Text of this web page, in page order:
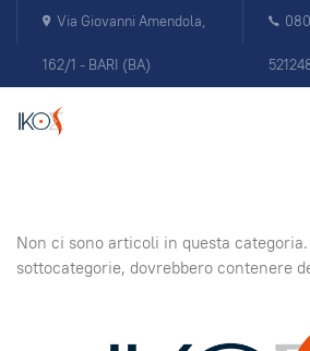
Via Giovanni Amendola,
162/1 - BARI (BA)
Non ci sono articoli in questa
sottocategorie, dovrebbero contenere